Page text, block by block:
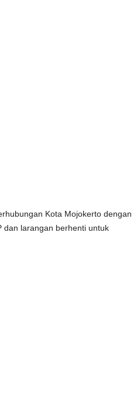
Kota Mojokerto dengan
dan larangan berhenti untuk